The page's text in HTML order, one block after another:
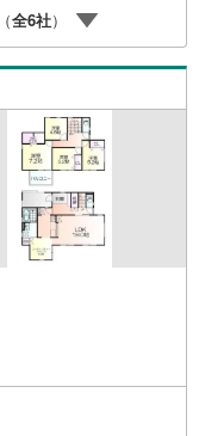
水曜日※店舗により変
で、どうぞお気軽にお
全6社）